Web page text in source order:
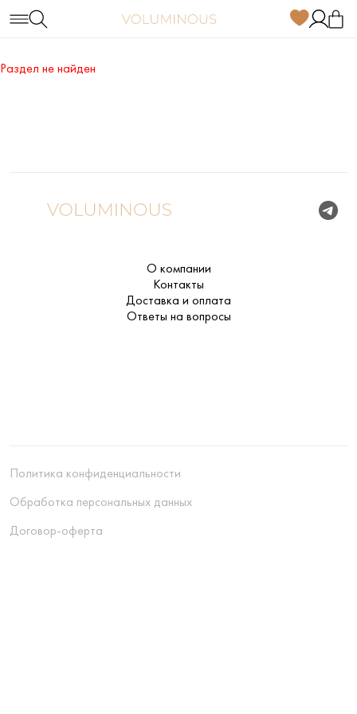
Раздел не найден
О компании
Контакты
Доставка и оплата
Ответы на вопросы
Политика конфиденциальности
Обработка персональных данных
Договор-оферта